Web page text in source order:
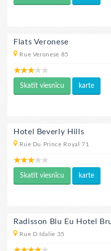
Flats Veronese
Rue Veronese 85
Skatīt viesnīcu karte
Hotel Beverly Hills
Rue Du Prince Royal 71
Skatīt viesnīcu karte
Radisson Blu Eu Hotel
Rue D Idalie 35